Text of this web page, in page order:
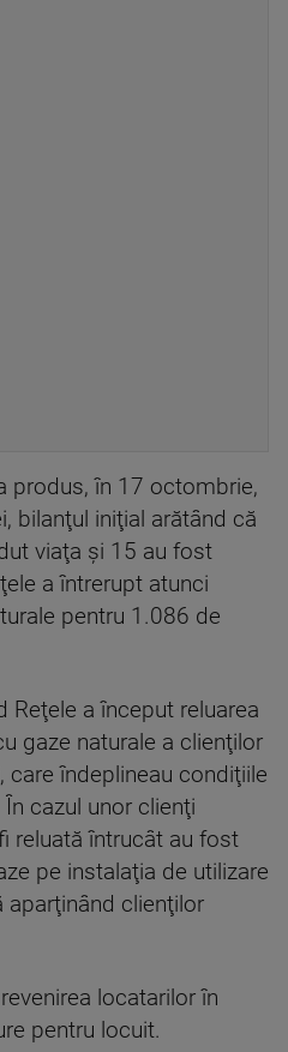
produs, în 17 octombrie,
bilanţul iniţial arătând că
viaţa şi 15 au fost
a întrerupt atunci
pentru 1.086 de
Reţele a început reluarea
gaze naturale a clienţilor
care îndeplineau condiţiile
cazul unor clienţi
reluată întrucât au fost
pe instalaţia de utilizare
aparţinând clienţilor
locatarilor în
pentru locuit.